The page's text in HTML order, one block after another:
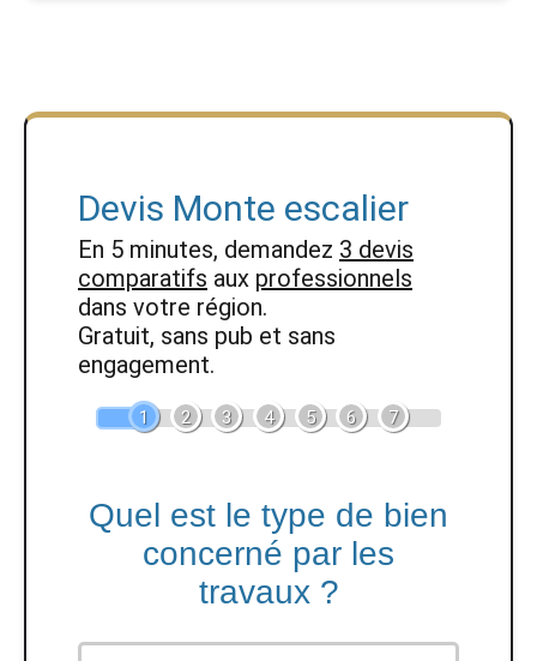
Devis Monte escalier
En 5 minutes, demandez 3 devis
comparatifs aux professionnels
dans votre région.
Gratuit, sans pub et sans
engagement.
1 2 3 4 5 6 7
Quel est le type de bien
concerné par les
travaux ?